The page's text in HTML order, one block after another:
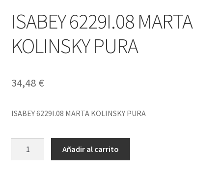
ISABEY 6229I.08 MARTA
KOLINSKY PURA
34,48 €
ISABEY 6229I.08 MARTA KOLINSKY PURA
Añadir al carrito